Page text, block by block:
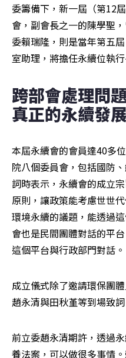
委籌備下，新一屆（第12
會，副會長之一的陳學聖
委賴瑞隆，則是當年第五
室助理，將擔任永續位執行
跨部會處理問
真正的永續發展
本屆永續會的會員達40多
院八個委員會，包括國防
詞時表示，永續會的成立
原則，讓政策能考慮世世
環境永續的議題，能透過
會也是民間團體對話的平
這個平台與行政部門對話。
成立儀式除了邀請環保團
趙永清與田秋堇等到場致詞
前立委趙永清期許，透過
養法案，可以做很多事情